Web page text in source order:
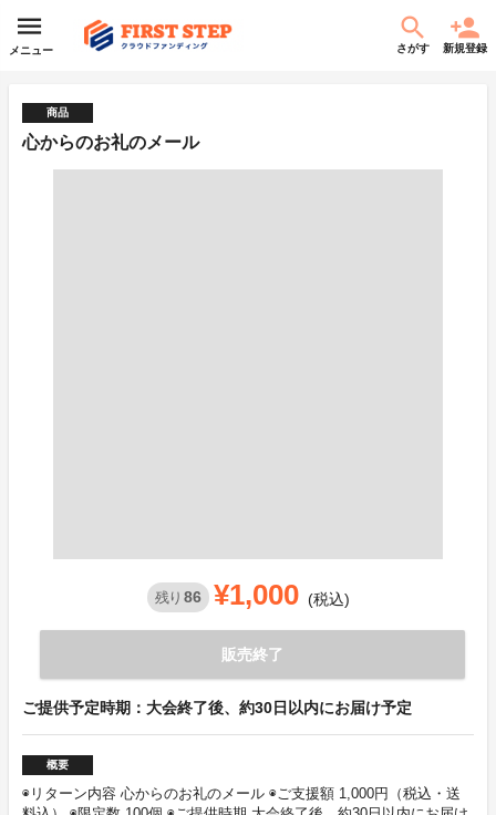
メニュー さがす 新規登録
商品
心からのお礼のメール
残り 86 ¥1,000 (税込)
販売終了
ご提供予定時期：大会終了後、約30日以内にお届け予定
概要
◉リターン内容 心からのお礼のメール ◉ご支援額 1,000円（税込・送